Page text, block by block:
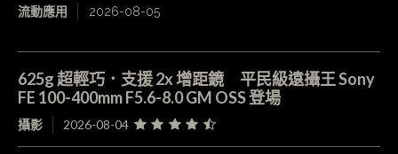
流動應用 2026-08-05
625g 超輕巧．支援 2x 增距鏡 平民級遠攝王 Sony
FE 100-400mm F5.6-8.0 GM OSS 登場
攝影 2026-08-04